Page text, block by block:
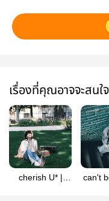
เรื่องที่คุณอาจจะสนใจ
cherish U* |
can't